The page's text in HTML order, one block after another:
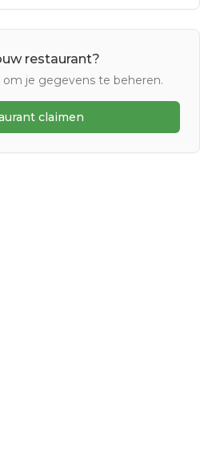
restaurant?
om je gegevens te beheren.
claimen